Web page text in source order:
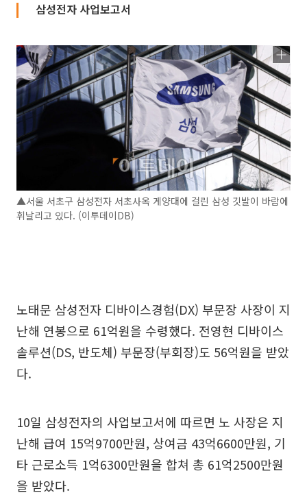
삼성전자 사업보고서
▲서울 서초구 삼성전자 서초사옥 게양대에 걸린 삼성 깃발이 바람에
휘날리고 있다. (이투데이DB)
노태문 삼성전자 디바이스경험(DX) 부문장 사장이 지
난해 연봉으로 61억원을 수령했다. 전영현 디바이스
솔루션(DS, 반도체) 부문장(부회장)도 56억원을 받았
다.
10일 삼성전자의 사업보고서에 따르면 노 사장은 지
난해 급여 15억9700만원, 상여금 43억6600만원, 기
타 근로소득 1억6300만원을 합쳐 총 61억2500만원
을 받았다.